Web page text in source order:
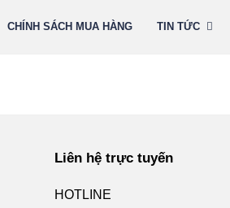
CHÍNH SÁCH MUA HÀNG TIN TỨC
Liên hệ trực tuyến
HOTLINE